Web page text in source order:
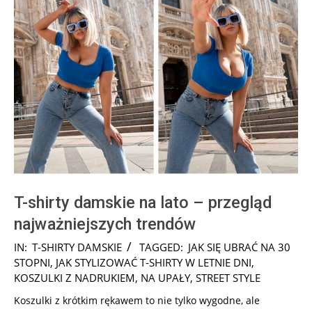
T-shirty damskie na lato – przegląd
najważniejszych trendów
2025-
08-
02
IN: T-SHIRTY DAMSKIE TAGGED: JAK SIĘ UBRAĆ NA 30
STOPNI, JAK STYLIZOWAĆ T-SHIRTY W LETNIE DNI,
KOSZULKI Z NADRUKIEM, NA UPAŁY, STREET STYLE
Koszulki z krótkim rękawem to nie tylko wygodne, ale